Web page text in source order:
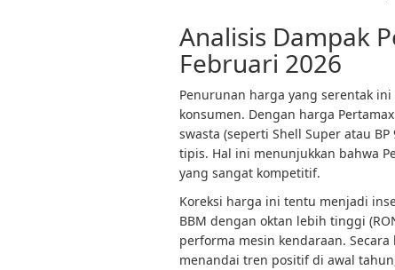
Analisis Dampak
Februari 2026
Penurunan harga yang serentak
konsumen. Dengan harga
swasta (seperti Shell Super atau
tipis. Hal ini menunjukkan bahwa
yang sangat kompetitif.
Koreksi harga ini tentu menjadi
BBM dengan oktan lebih tinggi
performa mesin kendaraan.
menandai tren positif di awal